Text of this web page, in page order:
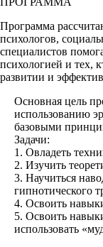
Программа
психологов,
специалистов
психологией и тех,
развитии и
Основная цель
использованию
базовыми
Задачи:
1. Овладеть
2. Изучить
3. Научиться
гипнотического
4. Освоить
5. Освоить
использовать